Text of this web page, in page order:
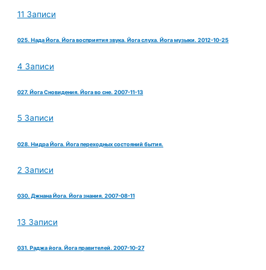
11 Записи
025. Нада Йога. Йога восприятия звука. Йога слуха. Йога музыки. 2012-10-25
4 Записи
027. Йога Сновидения. Йога во сне. 2007-11-13
5 Записи
028. Нидра Йога. Йога переходных состояний бытия.
2 Записи
030. Джнана Йога. Йога знания. 2007-08-11
13 Записи
031. Раджа йога. Йога правителей. 2007-10-27